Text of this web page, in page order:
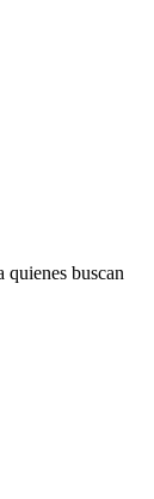
quienes buscan